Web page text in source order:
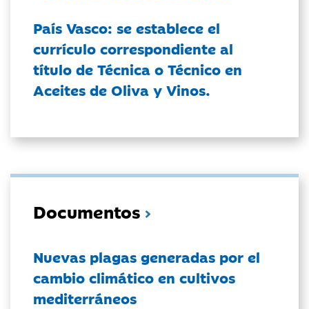
País Vasco: se establece el
currículo correspondiente al
título de Técnica o Técnico en
Aceites de Oliva y Vinos.
Documentos
Nuevas plagas generadas por el
cambio climático en cultivos
mediterráneos